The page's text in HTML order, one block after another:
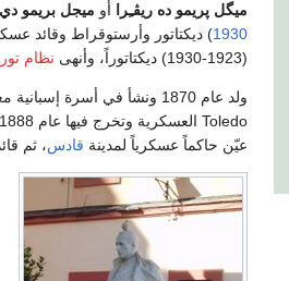
ميگل پريمو ده ريڤـِرا أو ميجل بريمو دي
1930) ديكتاتور وأرستوقراط وقائد
(1923-1930) ديكتاتوراً، وأنهى
نظام
ولد عام 1870 ونشأ في أسرة
Toledo العسكرية وتخرج فيها عام 1888. خدم ضابطاً في المغرب (مراكش)
عيّن حاكماً عسكرياً لمدينة قادس، ثم